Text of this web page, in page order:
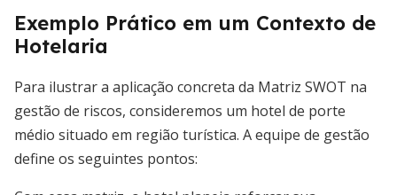
Exemplo Prático em um Contexto de
Hotelaria
Para ilustrar a aplicação concreta da Matriz SWOT na
gestão de riscos, consideremos um hotel de porte
médio situado em região turística. A equipe de gestão
define os seguintes pontos: